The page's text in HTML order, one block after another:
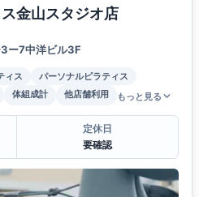
金山スタジオ店
ー7中洋ビル3F
ィス
パーソナルピラティス
体組成計 他店舗利用 もっと見る
定休日
要確認